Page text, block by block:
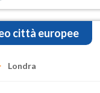
città europee
Londra